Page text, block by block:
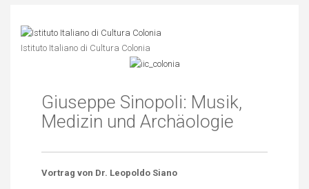
Istituto Italiano di Cultura Colonia
Giuseppe Sinopoli: Musik,
Medizin und Archäologie
10
Vortrag von Dr. Leopoldo Siano